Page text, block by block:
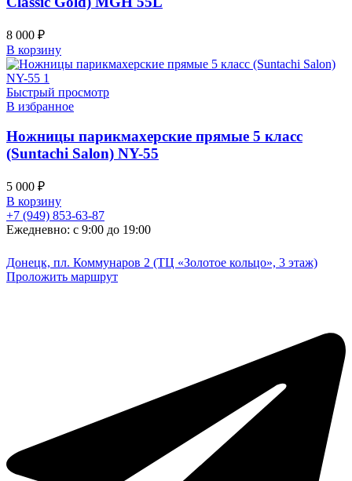
8 000 ₽
В корзину
Быстрый просмотр
В избранное
Ножницы парикмахерские прямые 5 класс
(Suntachi Salon) NY-55
5 000 ₽
В корзину
+7 (949) 853-63-87
Ежедневно: с 9:00 до 19:00
Донецк, пл. Коммунаров 2 (ТЦ «Золотое кольцо», 3 этаж)
Проложить маршрут